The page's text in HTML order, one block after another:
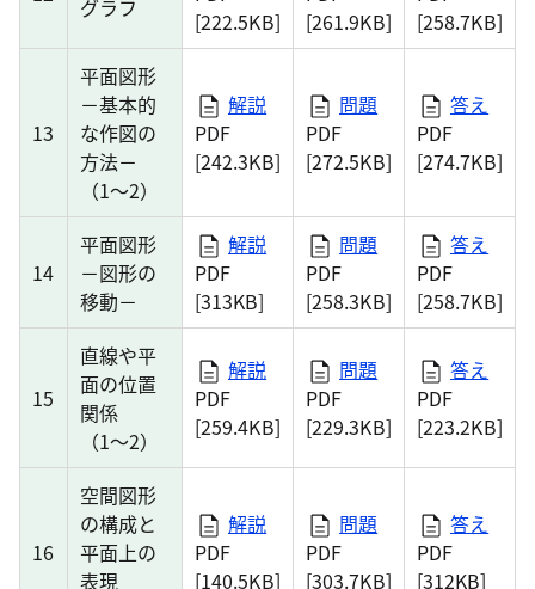
グラフ
[222.5KB]
[261.9KB]
[258.7KB]
13
平面図形
－基本的
な作図の
方法－
（1～2）
解説
PDF
[242.3KB]
問題
PDF
[272.5KB]
答え
PDF
[274.7KB]
14
平面図形
－図形の
移動－
解説
PDF
[313KB]
問題
PDF
[258.3KB]
答え
PDF
[258.7KB]
15
直線や平
面の位置
関係
（1～2）
解説
PDF
[259.4KB]
問題
PDF
[229.3KB]
答え
PDF
[223.2KB]
16
空間図形
の構成と
平面上の
表現
解説
PDF
[140.5KB]
問題
PDF
[303.7KB]
答え
PDF
[312KB]